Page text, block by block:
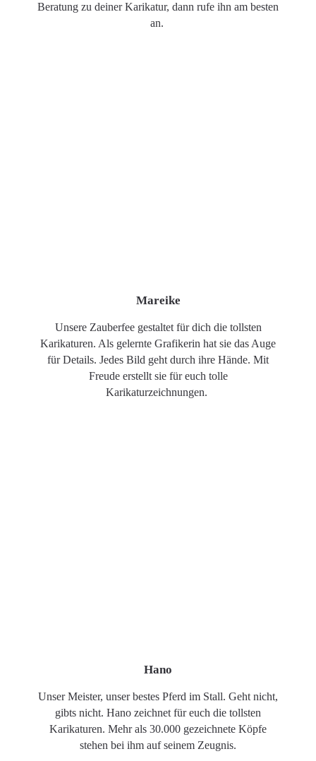
Beratung zu deiner Karikatur, dann rufe ihn am besten
an.
Mareike
Unsere Zauberfee gestaltet für dich die tollsten
Karikaturen. Als gelernte Grafikerin hat sie das Auge
für Details. Jedes Bild geht durch ihre Hände. Mit
Freude erstellt sie für euch tolle
Karikaturzeichnungen.
Hano
Unser Meister, unser bestes Pferd im Stall. Geht nicht,
gibts nicht. Hano zeichnet für euch die tollsten
Karikaturen. Mehr als 30.000 gezeichnete Köpfe
stehen bei ihm auf seinem Zeugnis.